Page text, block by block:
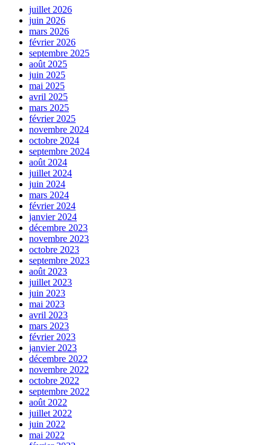
juillet 2026
juin 2026
mars 2026
février 2026
septembre 2025
août 2025
juin 2025
mai 2025
avril 2025
mars 2025
février 2025
novembre 2024
octobre 2024
septembre 2024
août 2024
juillet 2024
juin 2024
mars 2024
février 2024
janvier 2024
décembre 2023
novembre 2023
octobre 2023
septembre 2023
août 2023
juillet 2023
juin 2023
mai 2023
avril 2023
mars 2023
février 2023
janvier 2023
décembre 2022
novembre 2022
octobre 2022
septembre 2022
août 2022
juillet 2022
juin 2022
mai 2022